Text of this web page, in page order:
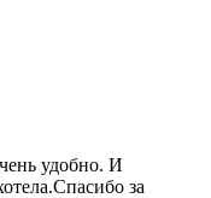
удобно. И
за